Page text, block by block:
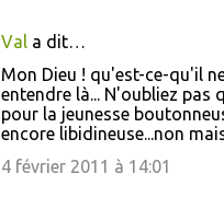
Val a dit…
Mon Dieu ! qu'est-ce-qu'il
entendre là... N'oubliez pas
pour la jeunesse
encore libidineuse...non
4 février 2011 à 14:01